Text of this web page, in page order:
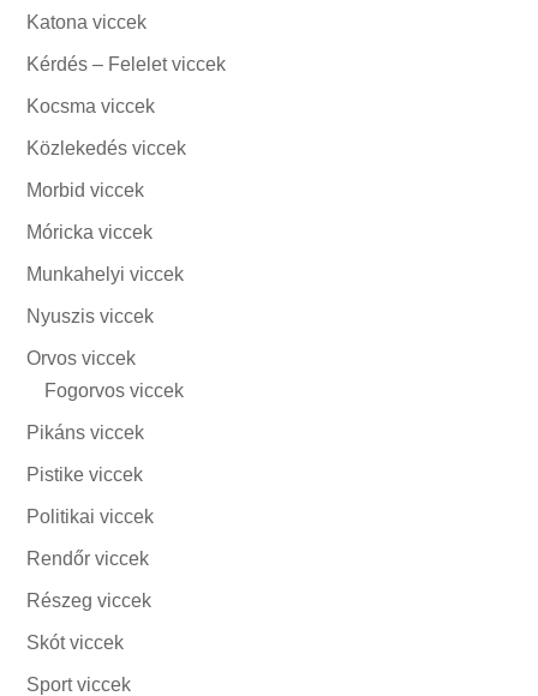
Katona viccek
Kérdés – Felelet viccek
Kocsma viccek
Közlekedés viccek
Morbid viccek
Móricka viccek
Munkahelyi viccek
Nyuszis viccek
Orvos viccek
Fogorvos viccek
Pikáns viccek
Pistike viccek
Politikai viccek
Rendőr viccek
Részeg viccek
Skót viccek
Sport viccek